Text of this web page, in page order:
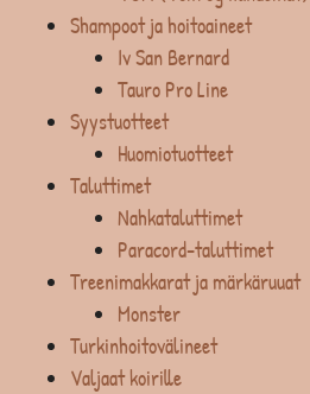
Shampoot ja hoitoaineet
Iv San Bernard
Tauro Pro Line
Syystuotteet
Huomiotuotteet
Taluttimet
Nahkataluttimet
Paracord-taluttimet
Treenimakkarat ja märkäruuat
Monster
Turkinhoitovälineet
Valjaat koirille